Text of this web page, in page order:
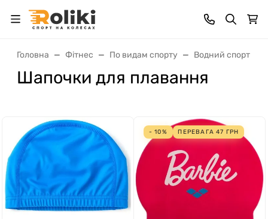
Головна Фітнес По видам спорту Водний спорт
Шапочки для плавання
- 10% ПЕРЕВАГА47 ГРН